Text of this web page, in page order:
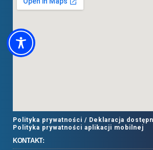
Polityka prywatności / Deklaracja
Polityka prywatności aplikacji mobilnej
KONTAKT: